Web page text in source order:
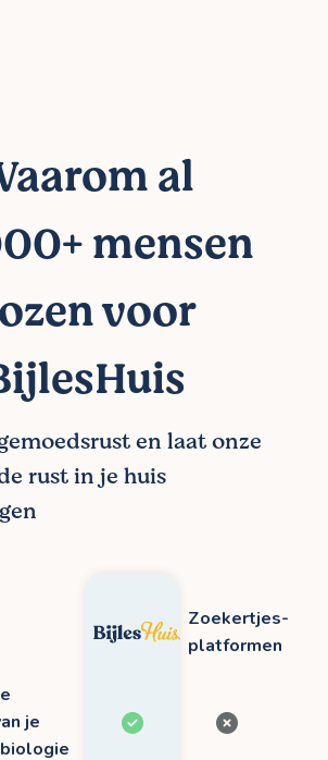
al
mensen
voor
en laat onze
rust in je huis
Zoekertjes-
platformen
je